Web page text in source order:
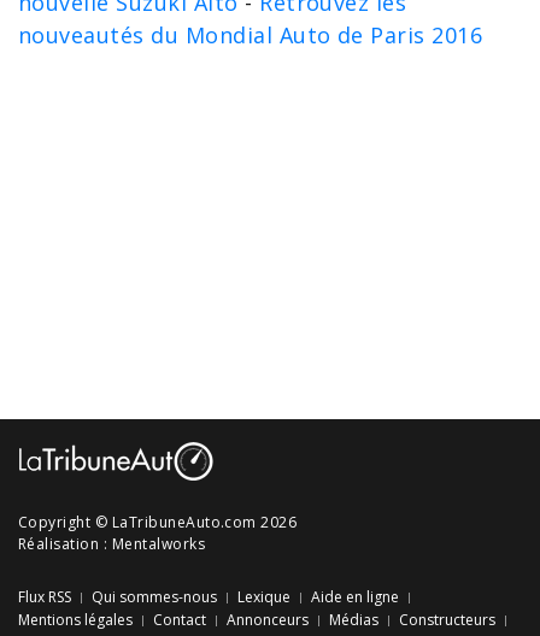
nouveautés du Mondial Auto de Paris 2016
Copyright © LaTribuneAuto.com 2026
Réalisation : Mentalworks
Flux RSS Qui sommes-nous Lexique
Aide en ligne
Mentions légales
Contact Annonceurs Médias
Constructeurs